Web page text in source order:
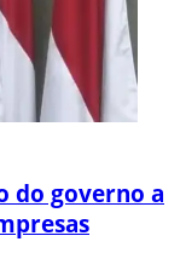
do governo a